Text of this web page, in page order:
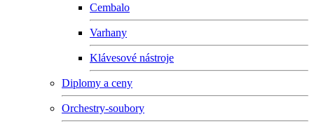
Cembalo
Varhany
Klávesové nástroje
Diplomy a ceny
Orchestry-soubory